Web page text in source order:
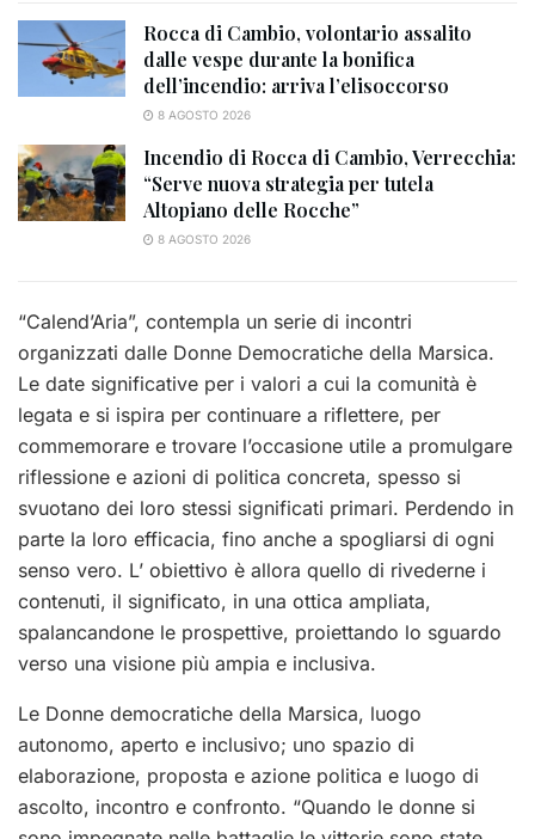
Rocca di Cambio, volontario assalito
dalle vespe durante la bonifica
dell’incendio: arriva l’elisoccorso
8 AGOSTO 2026
Incendio di Rocca di Cambio, Verrecchia:
“Serve nuova strategia per tutela
Altopiano delle Rocche”
8 AGOSTO 2026
“Calend’Aria”, contempla un serie di incontri
organizzati dalle Donne Democratiche della Marsica.
Le date significative per i valori a cui la comunità è
legata e si ispira per continuare a riflettere, per
commemorare e trovare l’occasione utile a promulgare
riflessione e azioni di politica concreta, spesso si
svuotano dei loro stessi significati primari. Perdendo in
parte la loro efficacia, fino anche a spogliarsi di ogni
senso vero. L’ obiettivo è allora quello di rivederne i
contenuti, il significato, in una ottica ampliata,
spalancandone le prospettive, proiettando lo sguardo
verso una visione più ampia e inclusiva.
Le Donne democratiche della Marsica, luogo
autonomo, aperto e inclusivo; uno spazio di
elaborazione, proposta e azione politica e luogo di
ascolto, incontro e confronto. “Quando le donne si